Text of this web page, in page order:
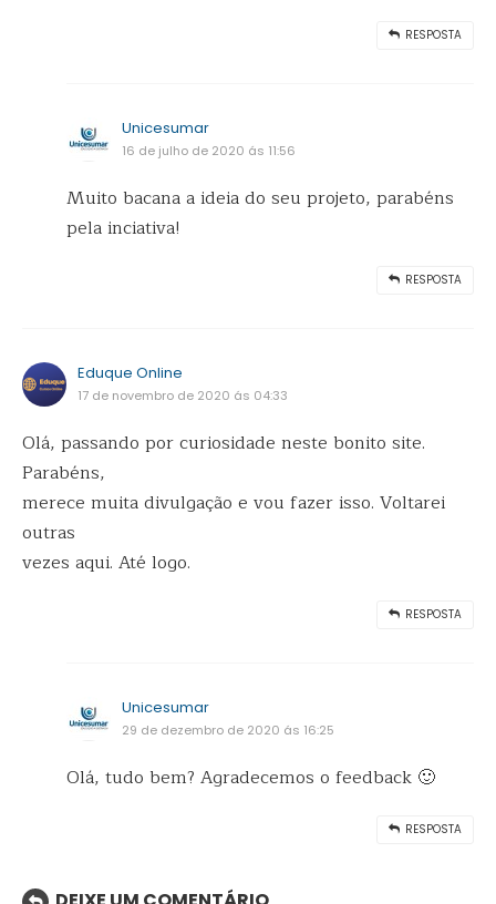
RESPOSTA
Unicesumar
16 de julho de 2020 ás 11:56
Muito bacana a ideia do seu projeto, parabéns
pela inciativa!
RESPOSTA
Eduque Online
17 de novembro de 2020 ás 04:33
Olá, passando por curiosidade neste bonito site.
Parabéns,
merece muita divulgação e vou fazer isso. Voltarei
outras
vezes aqui. Até logo.
RESPOSTA
Unicesumar
29 de dezembro de 2020 ás 16:25
Olá, tudo bem? Agradecemos o feedback 🙂
RESPOSTA